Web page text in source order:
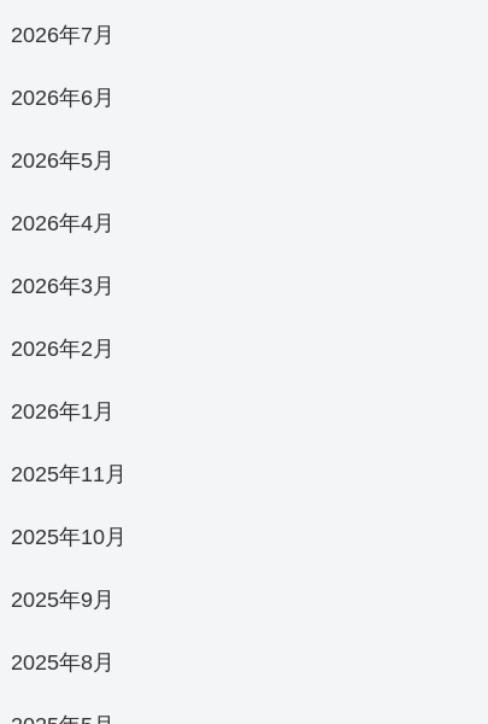
2026年7月
2026年6月
2026年5月
2026年4月
2026年3月
2026年2月
2026年1月
2025年11月
2025年10月
2025年9月
2025年8月